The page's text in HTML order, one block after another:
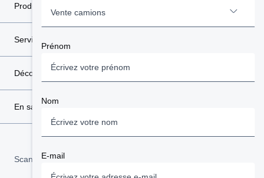
Vente camions
en France
Cars et Bus
Scania Rent
Prénom
Nom
E-mail
Produits
Services
Découvrez Scania
En savoir plus
Scania in Your Region: